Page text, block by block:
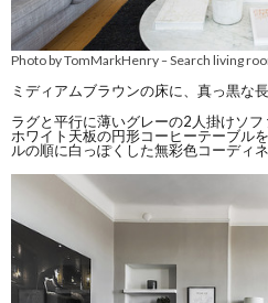
Photo by TomMarkHenry–Search living
ミディアムブラウンの床に、真っ黒な
ラグと平行に薄いグレーの2人掛けソ
ホワイト天板の円形コーヒーテーブ
ルの順に白っぽくした無彩色コーディネ